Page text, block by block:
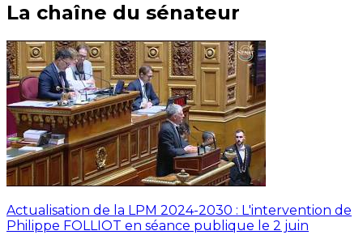
La chaîne du sénateur
Actualisation de la LPM 2024-2030 : L'intervention de
Philippe FOLLIOT en séance publique le 2 juin